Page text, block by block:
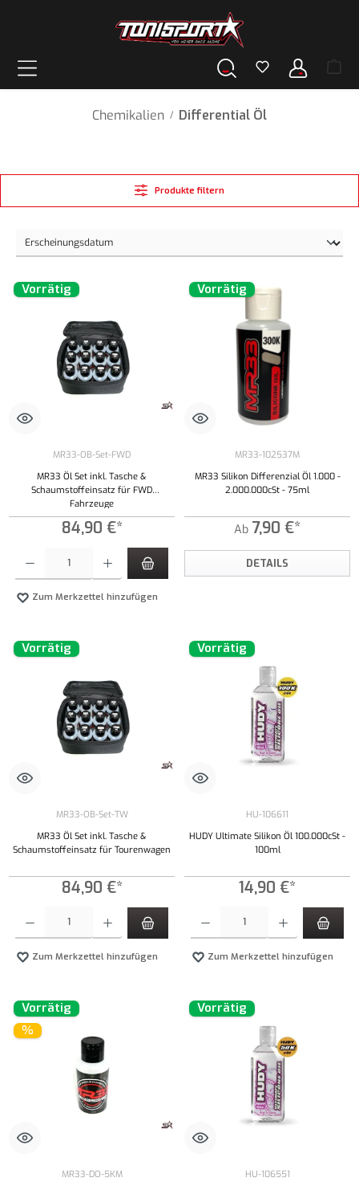
Chemikalien / Differential Öl
Produkte filtern
Vorrätig
MR33-OB-Set-FWD
MR33 Öl Set inkl. Tasche &
Schaumstoffeinsatz für FWD
Fahrzeuge
84,90 €*
Produkt Anzahl: Gib den gewünschten Wert ein oder benutze die Schaltflächen um die
Zum Merkzettel hinzufügen
Vorrätig
MR33-102537M
MR33 Silikon Differenzial Öl 1.000 -
2.000.000cSt - 75ml
Ab 7,90 €*
DETAILS
Vorrätig
MR33-OB-Set-TW
MR33 Öl Set inkl. Tasche &
Schaumstoffeinsatz für Tourenwagen
84,90 €*
Zum Merkzettel hinzufügen
Vorrätig
HU-106611
HUDY Ultimate Silikon Öl 100.000cSt -
100ml
14,90 €*
Zum Merkzettel hinzufügen
Vorrätig
%
MR33-DO-5KM
Vorrätig
HU-106551